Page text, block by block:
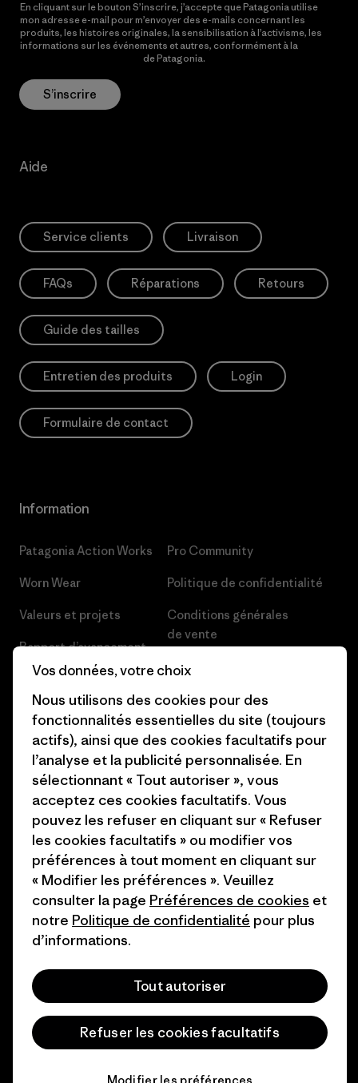
En cliquant sur le bouton S’inscrire, j’accepte que Patagonia utilise
mon adresse e-mail pour m’envoyer des e-mails concernant les
produits, les histoires originales, la sensibilisation à l’activisme, les
informations sur les événements et autres, conformément à la
de Patagonia.
S’inscrire
Aide
Service clients Livraison
FAQs Réparations Retours
Guide des tailles
Entretien des produits Login
Formulaire de contact
Information
Patagonia Action Works
Worn Wear
Valeurs et projets
Rapport d’avancement
Business Unusual
Objectifs climatiques
1% For The Planet
Comment nous finançons
Cartes cadeaux
Nos magasins
Pro Community
Politique de confidentialité
Conditions générales
de vente
Préférences de cookie
Carrières
Presse et media
Industry program
Programme d’affiliation
Patagonia Suisse Plan du site
© 2026 Patagonia, Inc. All Rights Reserved.
Vos données, votre choix
Nous utilisons des cookies pour des
fonctionnalités essentielles du site (toujours
actifs), ainsi que des cookies facultatifs pour
l’analyse et la publicité personnalisée. En
sélectionnant « Tout autoriser », vous
acceptez ces cookies facultatifs. Vous
pouvez les refuser en cliquant sur « Refuser
les cookies facultatifs » ou modifier vos
préférences à tout moment en cliquant sur
« Modifier les préférences ». Veuillez
consulter la page Préférences de cookies et
notre Politique de confidentialité pour plus
d’informations.
Tout autoriser
Refuser les cookies facultatifs